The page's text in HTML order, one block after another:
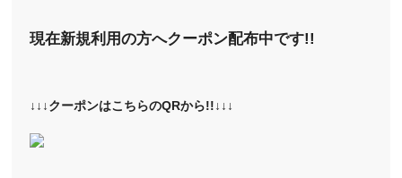
現在新規利用の方へクーポン配布中です!!
↓↓↓クーポンはこちらのQRから!!↓↓↓